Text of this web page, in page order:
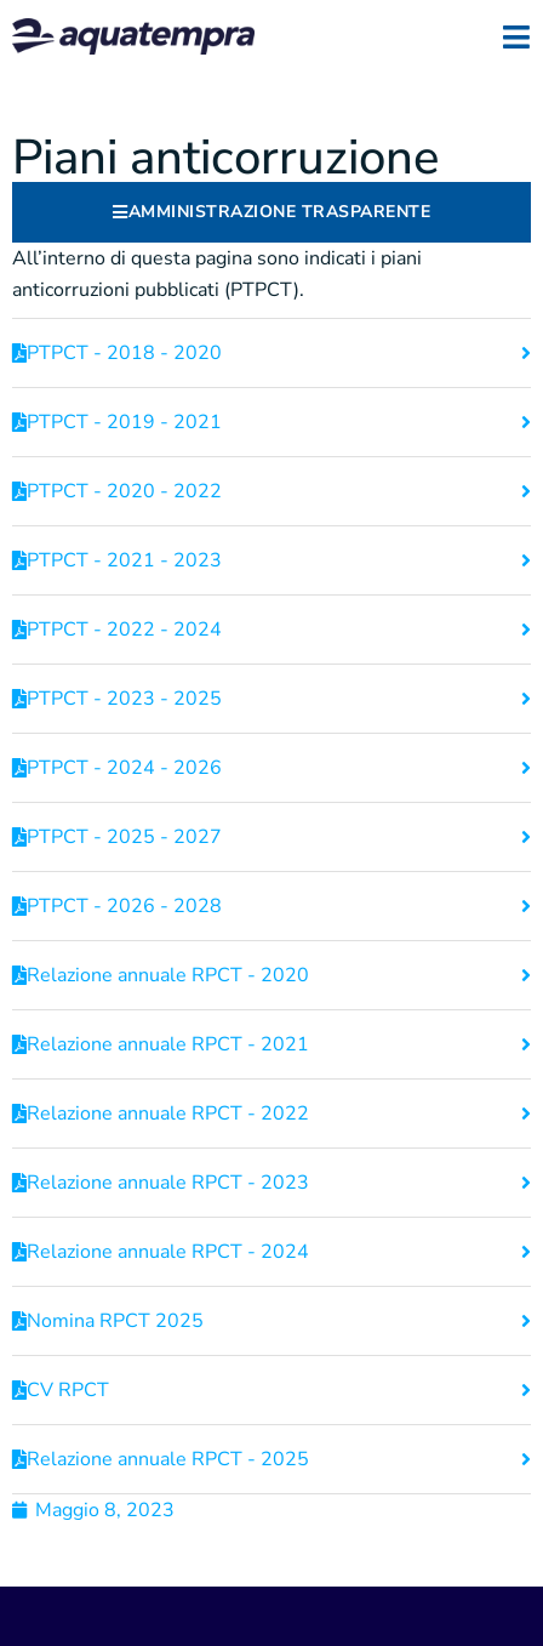
Piani anticorruzione
AMMINISTRAZIONE TRASPARENTE
All’interno di questa pagina sono indicati i piani
anticorruzioni pubblicati (PTPCT).
PTPCT - 2018 - 2020
PTPCT - 2019 - 2021
PTPCT - 2020 - 2022
PTPCT - 2021 - 2023
PTPCT - 2022 - 2024
PTPCT - 2023 - 2025
PTPCT - 2024 - 2026
PTPCT - 2025 - 2027
PTPCT - 2026 - 2028
Relazione annuale RPCT - 2020
Relazione annuale RPCT - 2021
Relazione annuale RPCT - 2022
Relazione annuale RPCT - 2023
Relazione annuale RPCT - 2024
Nomina RPCT 2025
CV RPCT
Relazione annuale RPCT - 2025
Maggio 8, 2023